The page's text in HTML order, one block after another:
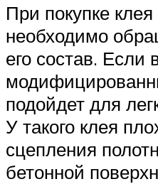
При покупке
необходимо
его состав. Если
подойдет для
У такого клея
сцепления
бетонной